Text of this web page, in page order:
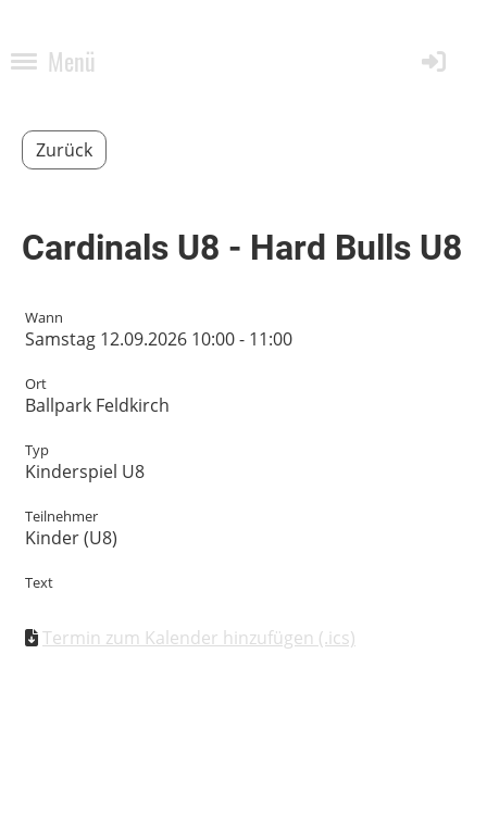
Menü
Zurück
Cardinals U8 - Hard Bulls U8
Wann
Samstag 12.09.2026 10:00 - 11:00
Ort
Ballpark Feldkirch
Typ
Kinderspiel U8
Teilnehmer
Kinder (U8)
Text
Termin zum Kalender hinzufügen (.ics)